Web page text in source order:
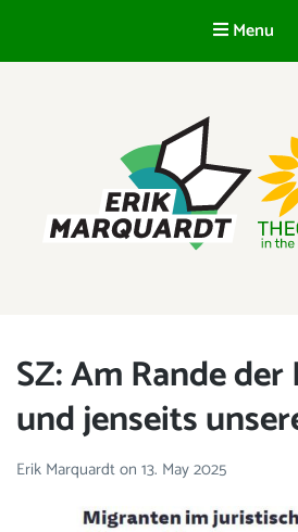
Menu
SZ: Am Rande
und jenseits
Erik Marquardton 13. May 2025